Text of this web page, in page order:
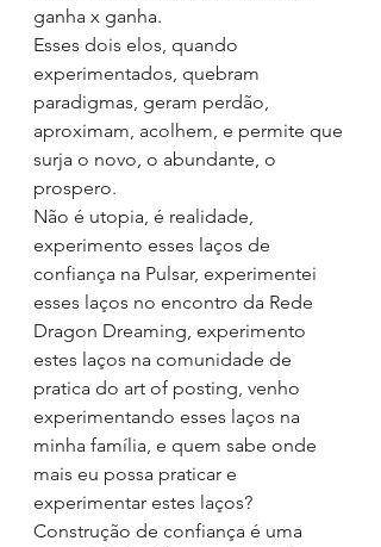
ganha x ganha.
Esses dois elos, quando
experimentados, quebram
paradigmas, geram perdão,
aproximam, acolhem, e permite que
surja o novo, o abundante, o
prospero.
Não é utopia, é realidade,
experimento esses laços de
confiança na Pulsar, experimentei
esses laços no encontro da Rede
Dragon Dreaming, experimento
estes laços na comunidade de
pratica do art of posting, venho
experimentando esses laços na
minha família, e quem sabe onde
mais eu possa praticar e
experimentar estes laços?
Construção de confiança é uma